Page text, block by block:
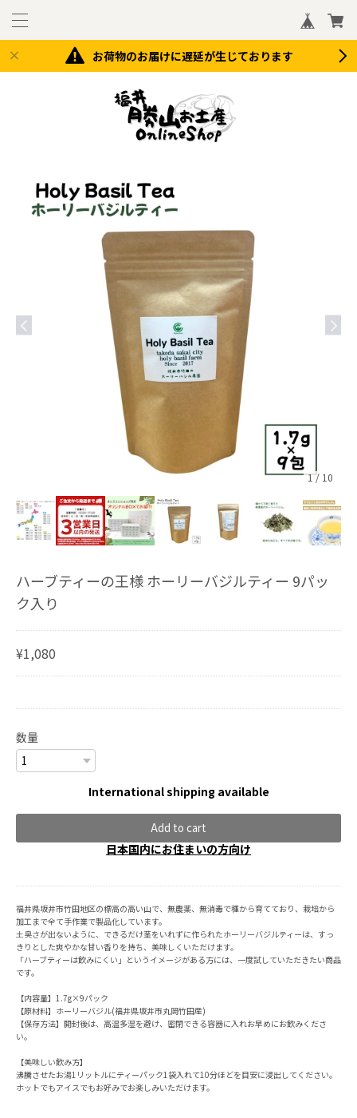
お荷物のお届けに遅延が生じております
1/ 10
ハーブティーの王様 ホーリーバジルティー 9パッ
ク入り
¥1,080
数量
International shipping available
Add to cart
日本国内にお住まいの方向け
福井県坂井市竹田地区の標高の高い山で、無農薬、無消毒で種から育てており、栽培から
加工まで全て手作業で製品化しています。
土臭さが出ないように、できるだけ茎をいれずに作られたホーリーバジルティーは、すっ
きりとした爽やかな甘い香りを持ち、美味しくいただけます。
「ハーブティーは飲みにくい」というイメージがある方には、一度試していただきたい商品
です。
【内容量】1.7g×9パック
【原材料】ホーリーバジル(福井県坂井市丸岡竹田産)
【保存方法】開封後は、高温多湿を避け、密閉できる容器に入れお早めにお飲みくださ
い。
【美味しい飲み方】
沸騰させたお湯1リットルにティーパック1袋入れて10分ほどを目安に浸出してください。
ホットでもアイスでもお好みでお楽しみいただけます。